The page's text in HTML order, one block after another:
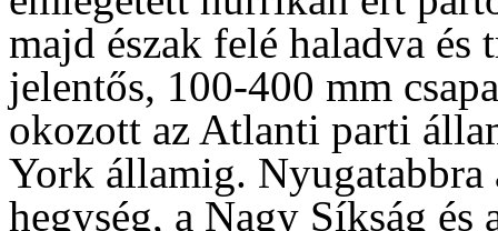
majd észak felé haladva
jelentős, 100-400 mm
okozott az Atlanti parti
York államig. Nyugatabbra
hegység, a Nagy Síkság